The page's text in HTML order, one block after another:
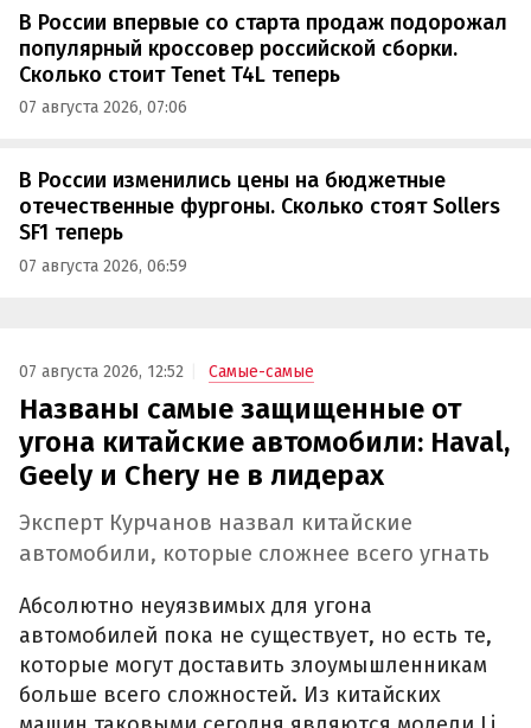
В России впервые со старта продаж подорожал
популярный кроссовер российской сборки.
Сколько стоит Tenet T4L теперь
07 августа 2026, 07:06
В России изменились цены на бюджетные
отечественные фургоны. Сколько стоят Sollers
SF1 теперь
07 августа 2026, 06:59
07 августа 2026, 12:52 Самые-самые
Названы самые защищенные от
угона китайские автомобили: Haval,
Geely и Chery не в лидерах
Эксперт Курчанов назвал китайские
автомобили, которые сложнее всего угнать
Абсолютно неуязвимых для угона
автомобилей пока не существует, но есть те,
которые могут доставить злоумышленникам
больше всего сложностей. Из китайских